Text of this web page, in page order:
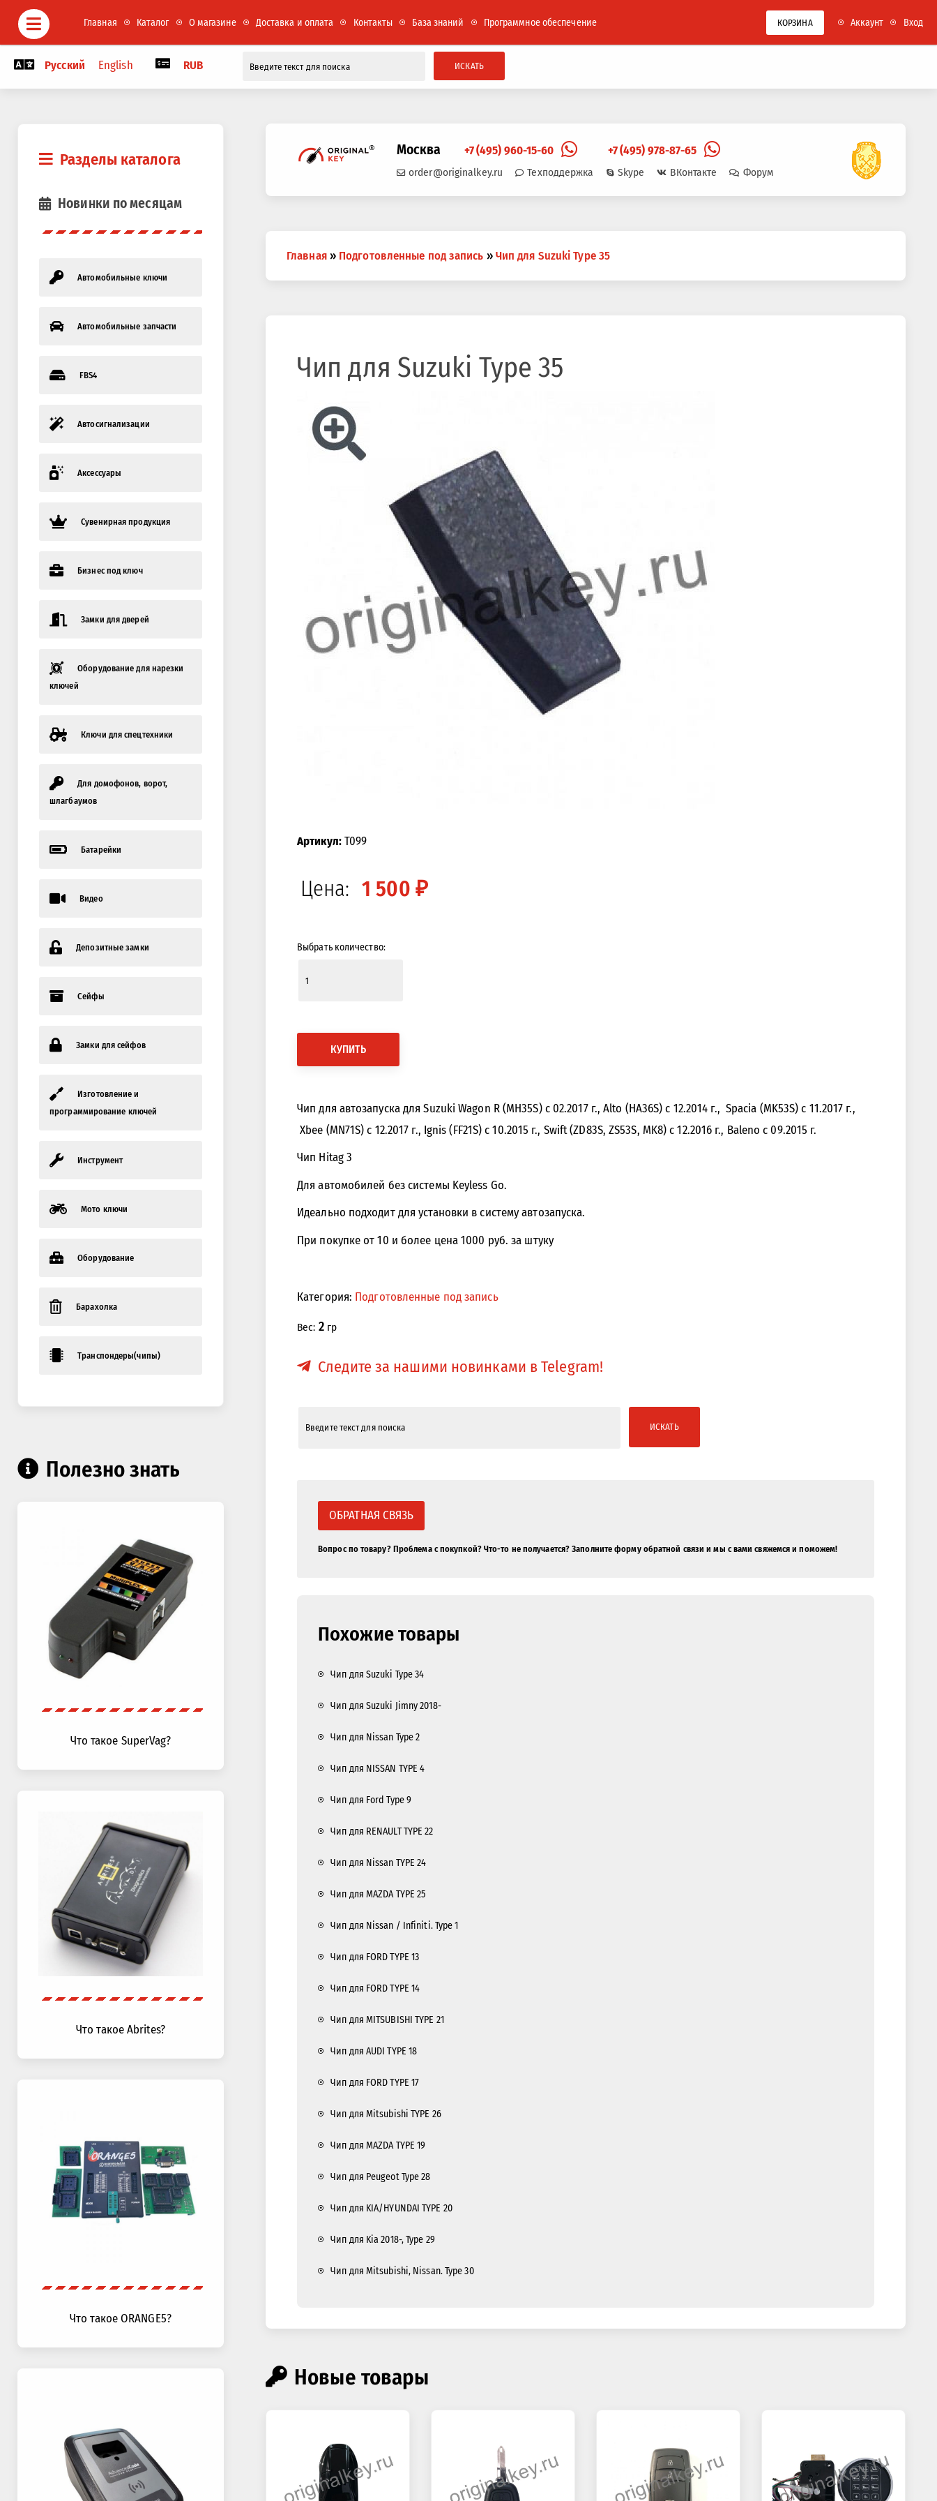
Главная Каталог О магазине Доставка и оплата Контакты База знаний Программное обеспечение КОРЗИНА Аккаунт Вход
Русский English RUB ИСКАТЬ
Разделы каталога
Новинки по месяцам
Автомобильные ключи
Автомобильные запчасти
FBS4
Автосигнализации
Аксессуары
Сувенирная продукция
Бизнес под ключ
Замки для дверей
Оборудование для нарезки
ключей
Ключи для спецтехники
Для домофонов, ворот,
шлагбаумов
Батарейки
Видео
Депозитные замки
Сейфы
Замки для сейфов
Изготовление и
программирование ключей
Инструмент
Мото ключи
Оборудование
Барахолка
Транспондеры(чипы)
Полезно знать
Что такое SuperVag?
Что такое Abrites?
Что такое ORANGE5?
Москва +7 (495) 960-15-60 +7 (495) 978-87-65
order@originalkey.ru Техподдержка Skype ВКонтакте Форум
здесь
Главная » Подготовленные под запись » Чип для Suzuki Type 35
Чип для Suzuki Type 35
Артикул:T099
Цена: 1 500 ₽
Выбрать количество:
КУПИТЬ
Чип для автозапуска для Suzuki Wagon R (MH35S) с 02.2017 г., Alto (HA36S) с 12.2014 г., Spacia (MK53S) с 11.2017 г.,
Xbee (MN71S) c 12.2017 г., Ignis (FF21S) с 10.2015 г., Swift (ZD83S, ZS53S, MK8) с 12.2016 г., Baleno с 09.2015 г.
Чип Hitag 3
Для автомобилей без системы Keyless Go.
Идеально подходит для установки в систему автозапуска.
При покупке от 10 и более цена 1000 руб. за штуку
Категория: Подготовленные под запись
Вес: 2гр
Следите за нашими новинками в Telegram!
ИСКАТЬ
ОБРАТНАЯ СВЯЗЬ
Вопрос по товару? Проблема с покупкой? Что-то не получается? Заполните форму обратной связи и мы с вами свяжемся и поможем!
Похожие товары
Чип для Suzuki Type 34
Чип для Suzuki Jimny 2018-
Чип для Nissan Type 2
Чип для NISSAN TYPE 4
Чип для Ford Type 9
Чип для RENAULT TYPE 22
Чип для Nissan TYPE 24
Чип для MAZDA TYPE 25
Чип для Nissan / Infiniti. Type 1
Чип для FORD TYPE 13
Чип для FORD TYPE 14
Чип для MITSUBISHI TYPE 21
Чип для AUDI TYPE 18
Чип для FORD TYPE 17
Чип для Mitsubishi TYPE 26
Чип для MAZDA TYPE 19
Чип для Peugeot Type 28
Чип для KIA/HYUNDAI TYPE 20
Чип для Kia 2018-, Type 29
Чип для Mitsubishi, Nissan. Type 30
Новые товары